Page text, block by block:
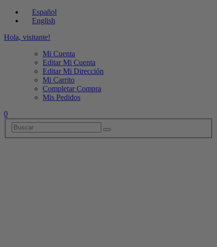
Español
English
Hola, visitante!
Mi Cuenta
Editar Mi Cuenta
Editar Mi Dirección
Mi Carrito
Completar Compra
Mis Pedidos
0